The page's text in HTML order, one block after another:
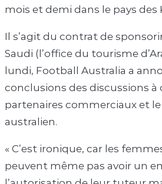
mois et demi dans le pays des
Il s’agit du contrat de
Saudi (l’office du tourisme
lundi, Football Australia a
conclusions des discussions à
partenaires commerciaux et
australien.
« C’est ironique, car les
peuvent même pas avoir un